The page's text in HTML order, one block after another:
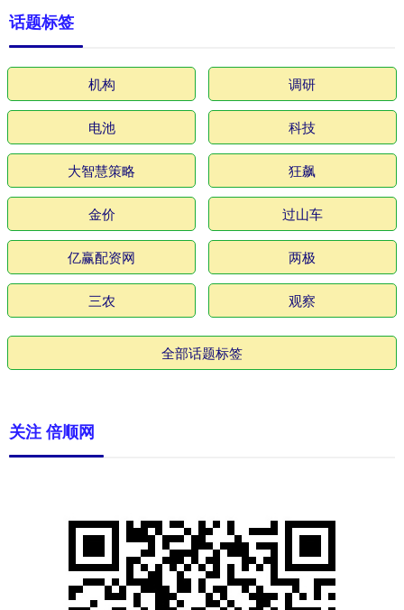
话题标签
机构 调研
电池 科技
大智慧策略 狂飙
金价 过山车
亿赢配资网 两极
三农 观察
全部话题标签
关注 倍顺网